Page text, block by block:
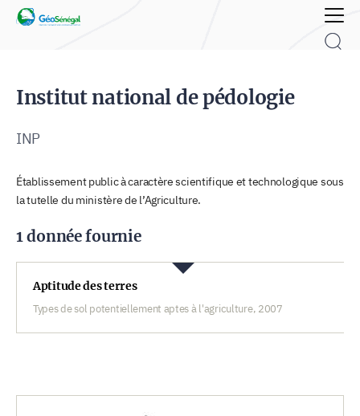
Rechercher :
Institut national de pédologie
INP
Établissement public à caractère scientifique et technologique sous
la tutelle du ministère de l’Agriculture.
1 donnée fournie
Aptitude des terres
Types de sol potentiellement aptes à l'agriculture, 2007